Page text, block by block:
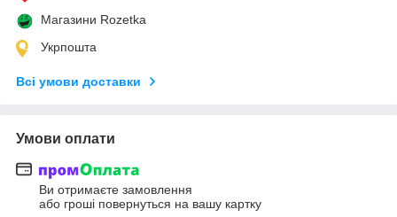
Магазини Rozetka
Укрпошта
Всі умови доставки
Умови оплати
Ви отримаєте замовлення
або гроші повернуться на вашу картку